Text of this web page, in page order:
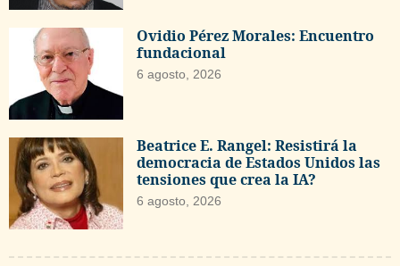
Ovidio Pérez Morales: Encuentro
fundacional
6 agosto, 2026
Beatrice E. Rangel: Resistirá la
democracia de Estados Unidos las
tensiones que crea la IA?
6 agosto, 2026